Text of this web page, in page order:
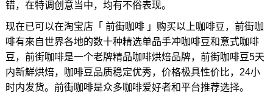
错，在特调创意当中，均有不俗表现。
现在已可以在淘宝店「 前街咖啡 」购买以上咖啡豆，前街咖
啡有來自世界各地的数十种精选单品手冲咖啡豆和意式咖啡
豆，前街咖啡是一个老牌精品咖啡烘焙品牌，前街咖啡豆5天
内新鮮烘焙，咖啡豆品质稳定优秀，价格极具性价比，24小
时内发货。前街咖啡是众多咖啡爱好者和平台推荐选择。